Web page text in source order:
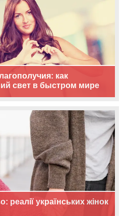
как
свет в быстром мире
реалії українських жінок